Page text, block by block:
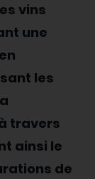
vins
une
les
travers
ainsi le
de